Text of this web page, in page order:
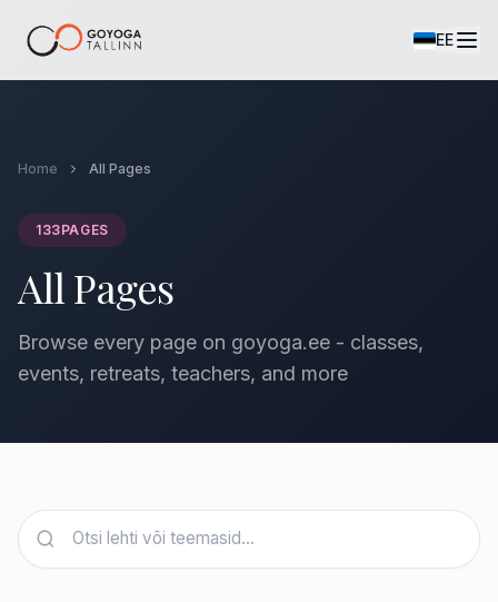
EE
Home All Pages
133PAGES
All Pages
Browse every page on goyoga.ee - classes,
events, retreats, teachers, and more